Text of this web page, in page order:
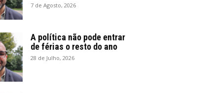
7 de Agosto, 2026
A política não pode entrar
de férias o resto do ano
28 de Julho, 2026